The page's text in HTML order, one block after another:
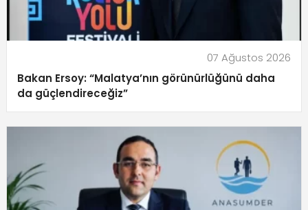
07 Ağustos 2026
Bakan Ersoy: “Malatya’nın görünürlüğünü daha
da güçlendireceğiz”